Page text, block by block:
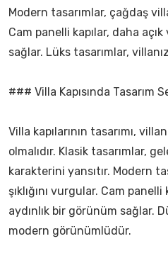
Modern tasarımlar, çağdaş
Cam panelli kapılar, daha
sağlar. Lüks tasarımlar,
### Villa Kapısında Tasarım
Villa kapılarının tasarımı,
olmalıdır. Klasik tasarımlar,
karakterini yansıtır. Modern
şıklığını vurgular. Cam panelli
aydınlık bir görünüm sağlar.
modern görünümlüdür.